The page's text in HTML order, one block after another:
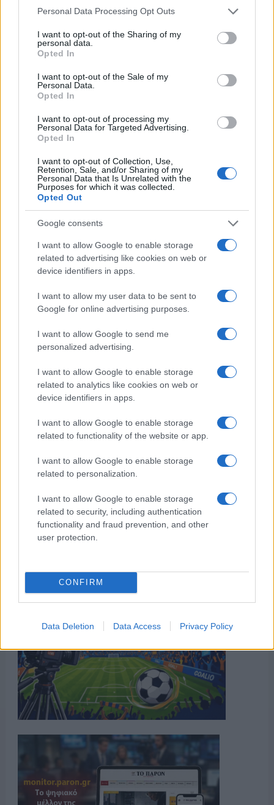
Please note that this website/app uses one or more Google
not limited to your visit or usage behaviour. You may click to
grant or deny consent to Google and its third-party tags to
use your data for below specified purposes in below Google
consent section.
Personal Data Processing Opt Outs
I want to opt-out of the Sharing of my
personal data.
Opted In
I want to opt-out of the Sale of my
Personal Data.
Opted In
I want to opt-out of processing my
Personal Data for Targeted Advertising.
Opted In
I want to opt-out of Collection, Use,
Retention, Sale, and/or Sharing of my
Personal Data that Is Unrelated with the
Purposes for which it was collected.
Opted Out
Google consents
I want to allow Google to enable storage
related to advertising like cookies on web or
device identifiers in apps.
I want to allow my user data to be sent to
Google for online advertising purposes.
I want to allow Google to send me
personalized advertising.
I want to allow Google to enable storage
related to analytics like cookies on web or
device identifiers in apps.
I want to allow Google to enable storage
related to functionality of the website or app.
I want to allow Google to enable storage
related to personalization.
I want to allow Google to enable storage
related to security, including authentication
functionality and fraud prevention, and other
user protection.
CONFIRM
Data Deletion Data Access Privacy Policy
ΑΙΧΜΕΣ
ΑΙΧΜΕΣ: Και άλλες αποχωρήσεις και
άλλες συμφωνίες
αναχωρήσεων αεροδρομίου. Άλλοι γνωρίζουν τον προορισμό
τους και άλλοι αλλάζουν πορεία, ενώ έχουν ξεκινήσει για
άλλου καταλήγουν σε άλλο σημείο. Η κινητικότητα είναι
συνάρτηση πολλών παραγόντων, ορισμένοι εκ των οποίων
δεν είναι ορατοί προς το παρόν. Λέγεται πως ο Ιβάν Σαββίδης